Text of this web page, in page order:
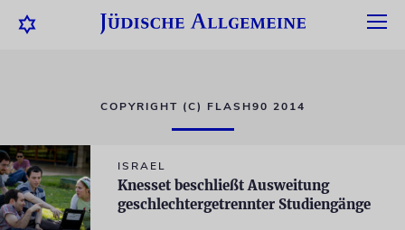
COPYRIGHT (C) FLASH90 2014
ISRAEL
Knesset beschließt Ausweitung
geschlechtergetrennter Studiengänge